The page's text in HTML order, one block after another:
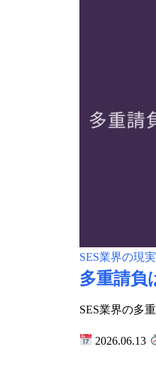
SES業界の現実
多重請負
SES業界の多
2026.06.13